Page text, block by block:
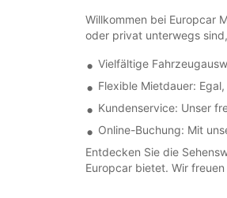
Willkommen bei Europcar
oder privat unterwegs
Vielfältige
Flexible Mietdauer:
Kundenservice: Unser
Online-Buchung: Mit
Entdecken Sie die
Europcar bietet. Wir